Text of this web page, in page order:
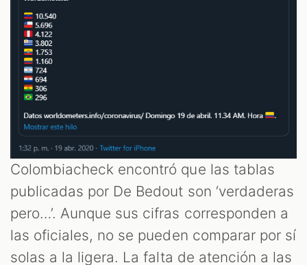
Colombiacheck encontró que las tablas
publicadas por De Bedout son ‘verdaderas
pero…’. Aunque sus cifras corresponden a
las oficiales, no se pueden comparar por sí
solas a la ligera. La falta de atención a las